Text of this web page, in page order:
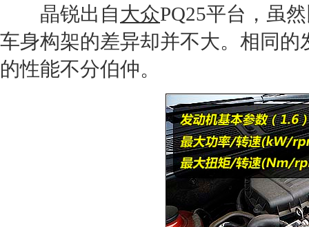
晶锐出自 大众PQ25平台，虽
车身构架的差异却并不大。相同
的性能不分伯仲。